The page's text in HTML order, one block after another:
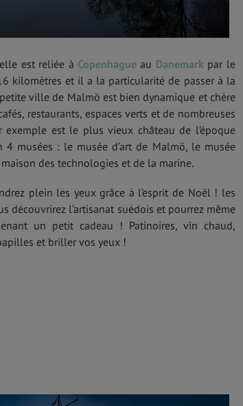
est reliée à Copenhague au Danemark par le
kilomètres et il a la particularité de passer à la
ville de Malmö est bien dynamique et chère
restaurants, espaces verts et de nombreuses
est le plus vieux château de l’époque
musées : le musée d’art de Malmö, le musée
des technologies et de la marine.
plein les yeux grâce à l’esprit de Noël ! les
découvrirez l’artisanat suédois et pourrez même
un petit cadeau ! Patinoires, vin chaud,
et briller vos yeux !